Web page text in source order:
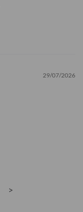
29/07/2026
>